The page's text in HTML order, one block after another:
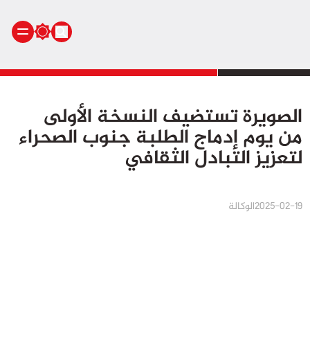
أنشطة ملكية
أنشطة برلمانية
أخبار وطنية
أخبار دولية
الصويرة تستضيف النسخة الأولى
من يوم إدماج الطلبة جنوب الصحراء
لتعزيز التبادل الثقافي
الوكالة2025-02-19